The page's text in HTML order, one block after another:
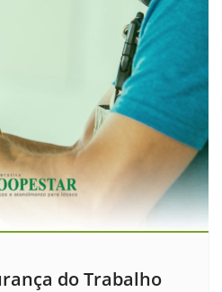
do Trabalho